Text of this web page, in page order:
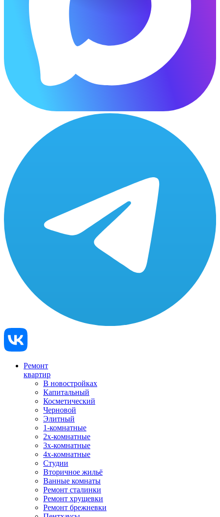
Ремонт
квартир
В новостройках
Капитальный
Косметический
Черновой
Элитный
1-комнатные
2х-комнатные
3х-комнатные
4х-комнатные
Студии
Вторичное жильё
Ванные комнаты
Ремонт сталинки
Ремонт хрущевки
Ремонт брежневки